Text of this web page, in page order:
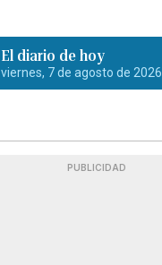
El diario de hoy
viernes, 7 de agosto de 2026
PUBLICIDAD